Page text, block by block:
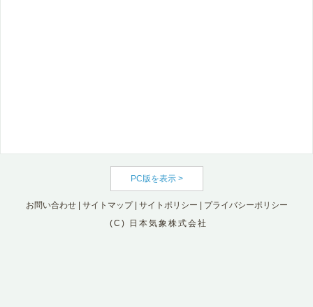
PC版を表示 >
お問い合わせ| サイトマップ| サイトポリシー
プライバシーポリシー
(C) 日本気象株式会社